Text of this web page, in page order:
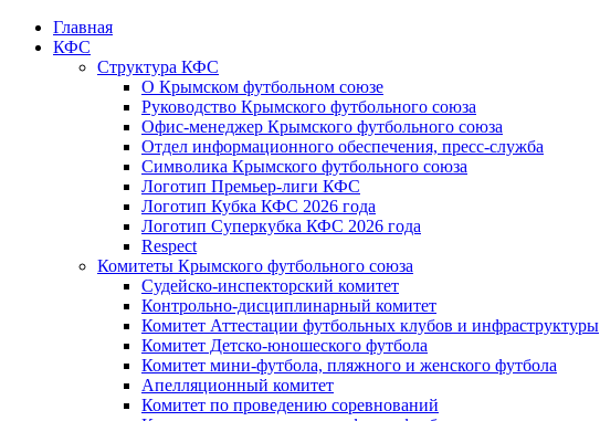
Главная
КФС
Структура КФС
О Крымском футбольном союзе
Руководство Крымского футбольного союза
Офис-менеджер Крымского футбольного союза
Отдел информационного обеспечения, пресс-служба
Символика Крымского футбольного союза
Логотип Премьер-лиги КФС
Логотип Кубка КФС 2026 года
Логотип Суперкубка КФС 2026 года
Respect
Комитеты Крымского футбольного союза
Судейско-инспекторский комитет
Контрольно-дисциплинарный комитет
Комитет Аттестации футбольных клубов и инфраструктуры
Комитет Детско-юношеского футбола
Комитет мини-футбола, пляжного и женского футбола
Апелляционный комитет
Комитет по проведению соревнований